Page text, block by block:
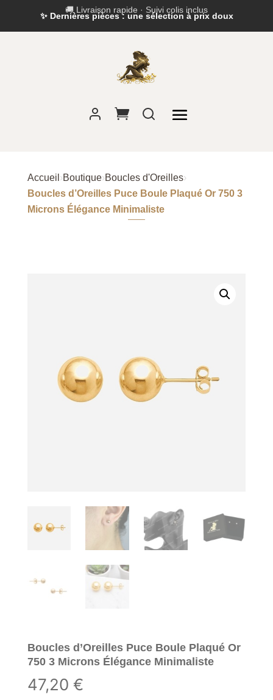
✨ Dernières pièces : une sélection à prix doux
Accueil ›Boutique›Boucles d'Oreilles›
Boucles d’Oreilles Puce Boule Plaqué Or 750 3
Microns Élégance Minimaliste
Boucles d’Oreilles Puce Boule Plaqué Or
750 3 Microns Élégance Minimaliste
47,20 €